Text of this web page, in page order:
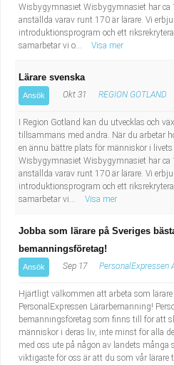
Wisbygymnasiet Wisbygymnasiet har ca
anställda varav runt 170 är lärare. Vi
introduktionsprogram och ett
samarbetar vi o...
Visa mer
Lärare svenska
Ansök Okt 31 REGION GOTLAND
I Region Gotland kan du utvecklas och
tillsammans med andra. När du arbetar
en ännu bättre plats för människor i livets
Wisbygymnasiet Wisbygymnasiet har ca
anställda varav runt 170 är lärare. Vi
introduktionsprogram och ett
samarbetar vi...
Visa mer
Jobba som lärare på Sveriges
bemanningsföretag!
Ansök Sep 17 PersonalExpressen
Hjärtligt välkommen att arbeta som
PersonalExpressen Lärarbemanning!
bemanningsföretag som finns till för att
människor i deras liv, inte minst för alla
med oss ute på någon av landets många
viktigaste för oss är att du som vår lärare